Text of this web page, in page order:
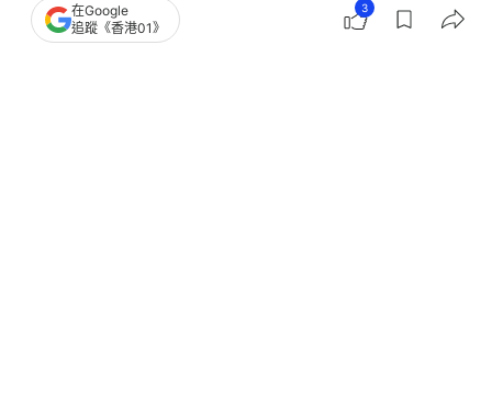
撰文：趙子晉
在Google
追蹤《香港01》
3